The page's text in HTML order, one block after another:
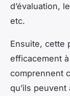
d’évaluation,
etc.
Ensuite, cette
efficacement
comprennent
qu’ils